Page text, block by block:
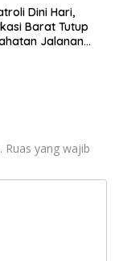
Dini Hari,
Barat Tutup
Jalanan
Ruas yang wajib